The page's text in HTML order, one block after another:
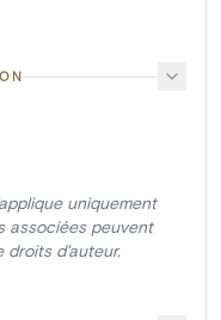
uniquement
associées peuvent
droits d'auteur.